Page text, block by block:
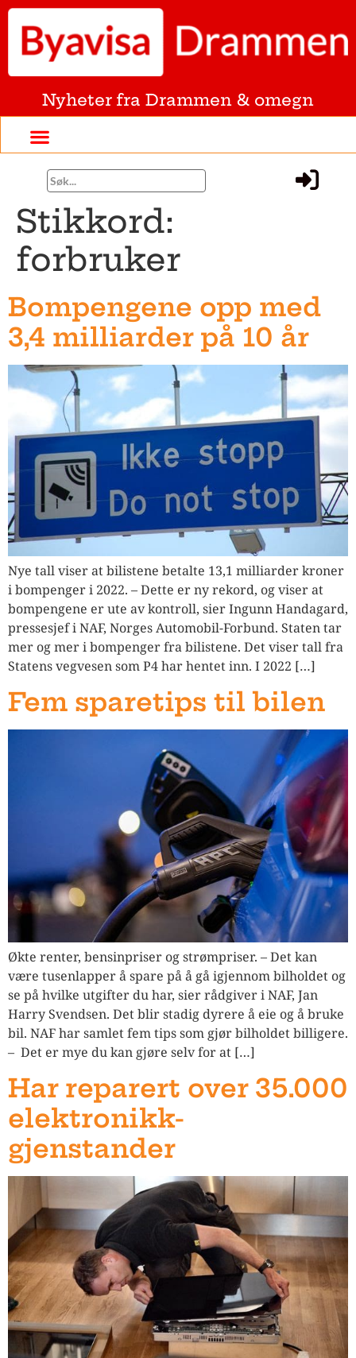
Nyheter fra Drammen & omegn
Stikkord:
forbruker
Bompengene opp med
3,4 milliarder på 10 år
Nye tall viser at bilistene betalte 13,1 milliarder kroner
i bompenger i 2022. – Dette er ny rekord, og viser at
bompengene er ute av kontroll, sier Ingunn Handagard,
pressesjef i NAF, Norges Automobil-Forbund. Staten tar
mer og mer i bompenger fra bilistene. Det viser tall fra
Statens vegvesen som P4 har hentet inn. I 2022 […]
Fem sparetips til bilen
Økte renter, bensinpriser og strømpriser. – Det kan
være tusenlapper å spare på å gå igjennom bilholdet og
se på hvilke utgifter du har, sier rådgiver i NAF, Jan
Harry Svendsen. Det blir stadig dyrere å eie og å bruke
bil. NAF har samlet fem tips som gjør bilholdet billigere.
– Det er mye du kan gjøre selv for at […]
Har reparert over 35.000
elektronikk-
gjenstander